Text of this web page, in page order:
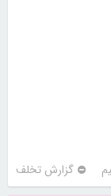
گزارش تخلف